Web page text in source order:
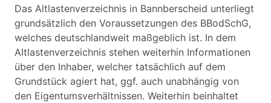
Das Altlastenverzeichnis in Bannberscheid unterliegt
grundsätzlich den Voraussetzungen des BBodSchG,
welches deutschlandweit maßgeblich ist. In dem
Altlastenverzeichnis stehen weiterhin Informationen
über den Inhaber, welcher tatsächlich auf dem
Grundstück agiert hat, ggf. auch unabhängig von
den Eigentumsverhältnissen. Weiterhin beinhaltet